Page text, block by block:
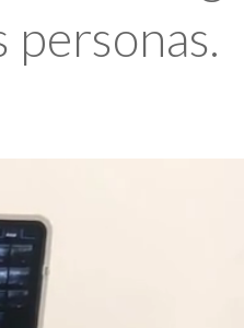
personas.